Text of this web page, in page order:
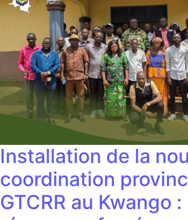
Installation de la
coordination
GTCRR au Kwango :